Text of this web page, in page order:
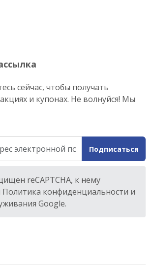
сейчас, чтобы получать
и купонах. Не волнуйся! Мы
Подписаться
reCAPTCHA, к нему
конфиденциальности и
Google.